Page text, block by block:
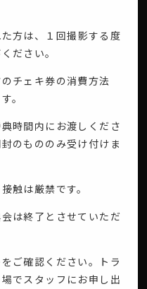
方は、１回撮影する度
ださい。
チェキ券の消費方法
。
時間内にお渡しくださ
のもののみ受け付けま
触は厳禁です。
は終了とさせていただ
ご確認ください。トラ
でスタッフにお申し出